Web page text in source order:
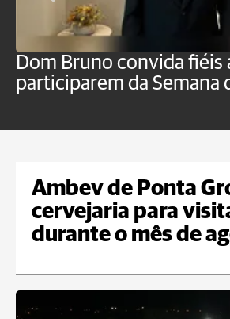
Dom Bruno convida fiéis
participarem da Semana
Ambev de Ponta
cervejaria para
durante o mês de